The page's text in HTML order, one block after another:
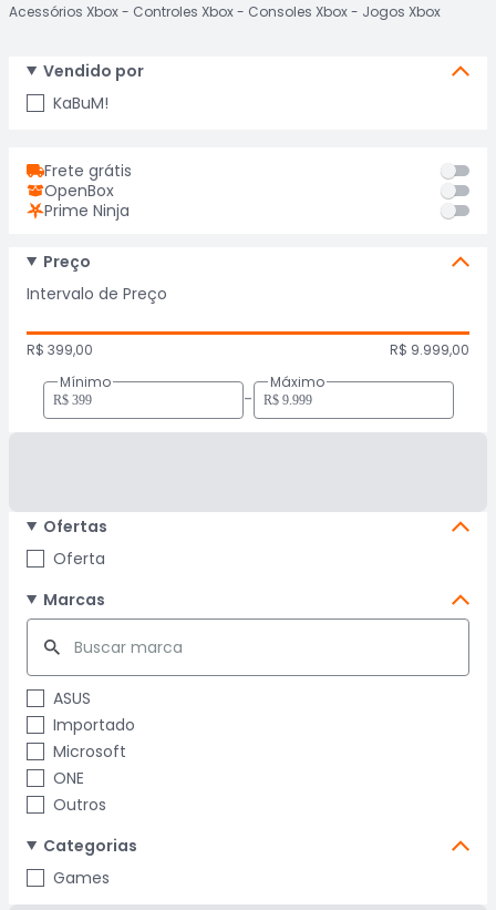
Acessórios Xbox Controles Xbox Consoles Xbox Jogos Xbox
Vendido por
KaBuM!
Frete grátis
OpenBox
Prime Ninja
Preço
Intervalo de Preço
R$ 399,00
R$ 9.999,00
Mínimo
-
Máximo
Ofertas
Oferta
Marcas
ASUS
Importado
Microsoft
ONE
Outros
Categorias
Games